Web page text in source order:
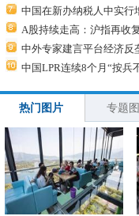
中国在新办纳税人中实行
A股持续走高：沪指再收
中外专家建言平台经济反
中国LPR连续8个月“按兵
热门图片 专题